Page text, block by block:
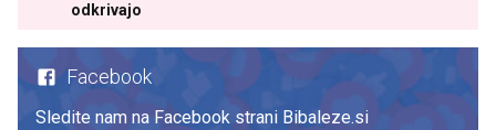
odkrivajo
Facebook
Sledite nam na Facebook strani Bibaleze.si